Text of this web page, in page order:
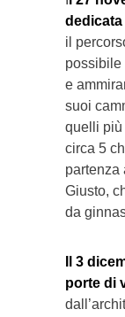
il
possibile
e
suoi
quelli più
circa 5
partenza
Giusto,
da
Il 3
porte di